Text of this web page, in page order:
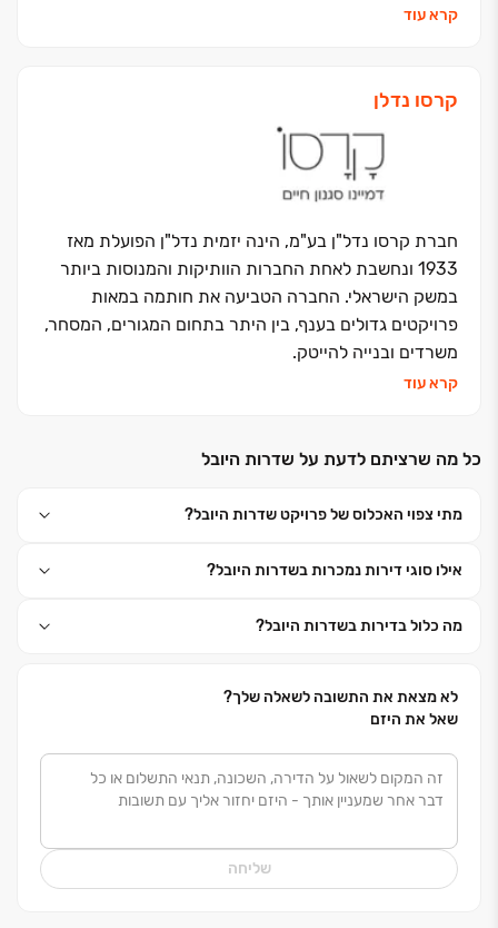
שלהם.
החברות מעמד מוביל בתחום ההתחדשות העירונית, ממנו
נהנים הדיירים הוותיקים והחדשים, הקהילה והעיר בה הן
קרא עוד
קרסו נדלן
חברת קרסו נדל"ן בע"מ, הינה יזמית נדל"ן הפועלת מאז
1933 ונחשבת לאחת החברות הוותיקות והמנוסות ביותר
במשק הישראלי. החברה הטביעה את חותמה במאות
פרויקטים גדולים בענף, בין היתר בתחום המגורים, המסחר,
משרדים ובנייה להייטק.
בשנים האחרונות משקיעה החברה את מיטב המשאבים על
יוצאות דופן, זאת באמצעות מחקר תרבותי מקיף, הכרה
קרסו היא מהחברות המובילות בהתחדשות עירונית (פינוי
ברדסטרייט, CODE BDIומדד ההתחדשות העירונית,
קרא עוד
כל מה שרציתם לדעת על שדרות היובל
מתי צפוי האכלוס של פרויקט שדרות היובל?
אילו סוגי דירות נמכרות בשדרות היובל?
מה כלול בדירות בשדרות היובל?
לא מצאת את התשובה לשאלה שלך?
שאל את היזם
שליחה